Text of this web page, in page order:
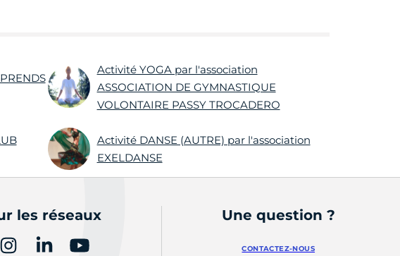
Activité YOGA par l'association
ASSOCIATION DE GYMNASTIQUE
VOLONTAIRE PASSY TROCADERO
Activité DANSE (AUTRE) par l'association
EXELDANSE
les réseaux Une question ?
CONTACTEZ-NOUS